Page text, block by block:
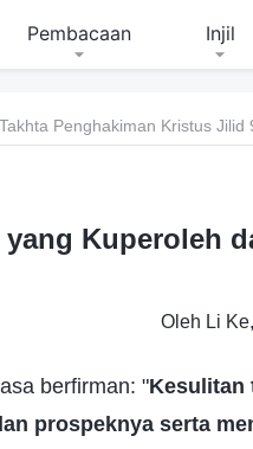
Pembacaan Injil
Penghakiman Kristus Jilid
yang Kuperoleh
Oleh Li
berfirman: "Kesulitan
prospeknya serta